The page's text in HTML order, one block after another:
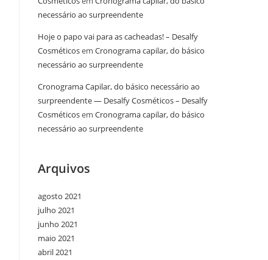
necessário ao surpreendente
Hoje o papo vai para as cacheadas! – Desalfy
Cosméticosem Cronograma capilar, do básico
necessário ao surpreendente
Cronograma Capilar, do básico necessário ao
surpreendente — Desalfy Cosméticos – Desalfy
Cosméticosem Cronograma capilar, do básico
necessário ao surpreendente
Arquivos
agosto 2021
julho 2021
junho 2021
maio 2021
abril 2021